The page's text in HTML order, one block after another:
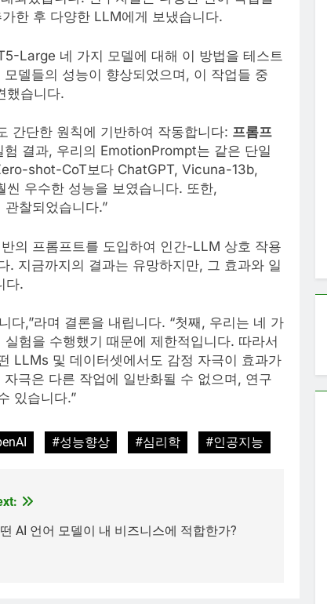
한 후 다양한 LLM에게 보냈습니다.
Large 네 가지 모델에 대해 이 방법을 테스트
델들의 성능이 향상되었으며, 이 작업들 중
했습니다.
간단한 원칙에 기반하여 작동합니다: 프롬프
험 결과, 우리의 EmotionPrompt는 같은 단일
shot-CoT보다 ChatGPT, Vicuna-13b,
우수한 성능을 보였습니다. 또한,
찰되었습니다.”
의 프롬프트를 도입하여 인간-LLM 상호 작용
. 지금까지의 결과는 유망하지만, 그 효과와 일
다.
다,”라며 결론을 내립니다. “첫째, 우리는 네 가
험을 수행했기 때문에 제한적입니다. 따라서
LLMs 및 데이터셋에서도 감정 자극이 효과가
극은 다른 작업에 일반화될 수 없으며, 연구
있습니다.”
#성능향상 #심리학 #인공지능
AI 언어 모델이 내 비즈니스에 적합한가?